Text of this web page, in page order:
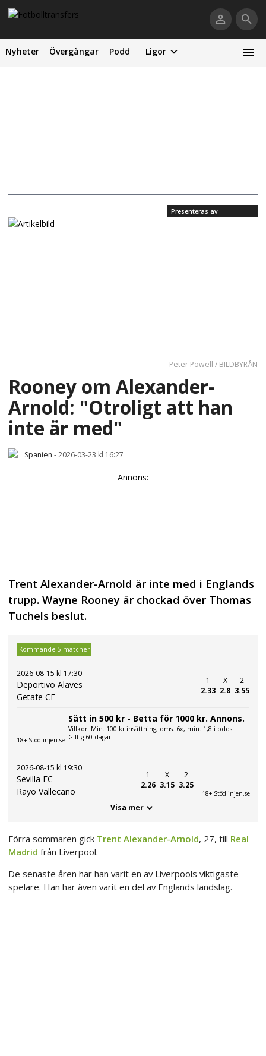
Nyheter Övergångar Podd Ligor
Presenteras av
Peter Powell / BILDBYRÅN
Rooney om Alexander-
Arnold: "Otroligt att han
inte är med"
Spanien -2026-03-23 kl 16:27
Annons:
Trent Alexander-Arnold är inte med i Englands
trupp. Wayne Rooney är chockad över Thomas
Tuchels beslut.
Kommande 5 matcher
2026-08-15 kl 17:30
Deportivo Alaves
Getafe CF
1
2.33
X
2.8
2
3.55
18+ Stödlinjen.se
Sätt in 500 kr - Betta för 1000 kr. Annons.
Villkor: Min. 100 kr insättning, oms. 6x, min. 1,8 i odds.
Giltig 60 dagar.
2026-08-15 kl 19:30
Sevilla FC
Rayo Vallecano
1
2.26
X
3.15
2
3.25
18+ Stödlinjen.se
Visa mer
Förra sommaren gick Trent Alexander-Arnold, 27, till Real
Madrid från Liverpool.
De senaste åren har han varit en av Liverpools viktigaste
spelare. Han har även varit en del av Englands landslag.